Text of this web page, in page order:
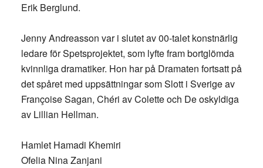
Erik Berglund.
Jenny Andreasson var i slutet av 00-talet konstnärlig
ledare för Spetsprojektet, som lyfte fram bortglömda
kvinnliga dramatiker. Hon har på Dramaten fortsatt på
det spåret med uppsättningar som Slott i Sverige av
Françoise Sagan, Chéri av Colette och De oskyldiga
av Lillian Hellman.
Hamlet Hamadi Khemiri
Ofelia Nina Zanjani